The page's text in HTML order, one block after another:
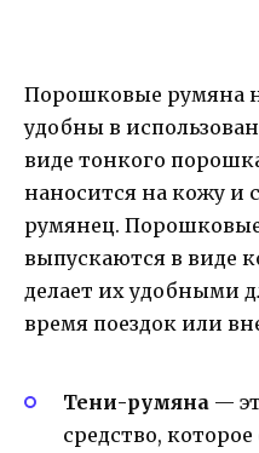
Порошковые румяна
удобны в
виде тонкого
наносится на кожу и
румянец.
выпускаются в виде
делает их удобными
время поездок или
Тени-румяна —
средство, которое